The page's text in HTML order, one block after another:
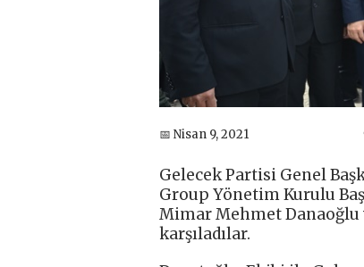
📅 Nisan 9, 2021
Gelecek Partisi Genel
Group Yönetim Kurulu
Mimar Mehmet
karşıladılar.